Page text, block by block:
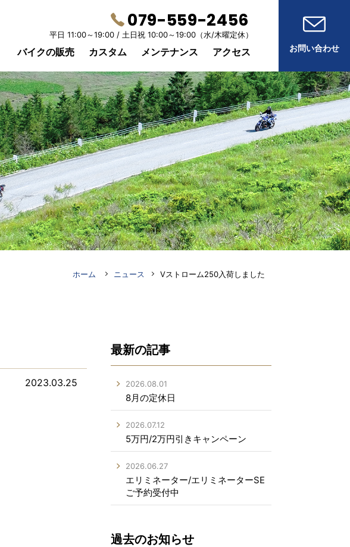
079-559-2456
平日 11:00～19:00 / 土日祝 10:00～19:00（水/木曜定休）
バイクの販売 カスタム メンテナンス アクセス お問い合わせ
ホーム ニュース Vストローム250入荷しました
2023.03.25
最新の記事
2026.08.01
8月の定休日
2026.07.12
5万円/2万円引きキャンペーン
2026.06.27
エリミネーター/エリミネーターSE
ご予約受付中
過去のお知らせ